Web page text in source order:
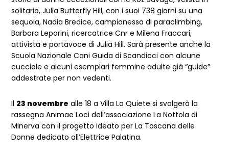
solitario, Julia Butterfly Hill, con i suoi 738 giorni su una
sequoia, Nadia Bredice, campionessa di paraclimbing,
Barbara Leporini, ricercatrice Cnr e Milena Fraccari,
attivista e portavoce di Julia Hill. Sarà presente anche la
Scuola Nazionale Cani Guida di Scandicci con alcune
cucciole e alcuni esemplari femmine adulte già “guide”
addestrate per non vedenti.
Il 23 novembre alle 18 a Villa La Quiete si svolgerà la
rassegna Animae Loci dell’associazione La Nottola di
Minerva con il progetto ideato per La Toscana delle
Donne dedicato all’Elettrice Palatina.